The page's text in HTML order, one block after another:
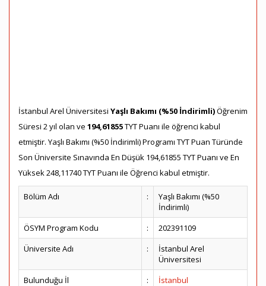
İstanbul Arel Üniversitesi Yaşlı Bakımı (%50 İndirimli)Öğrenim
Süresi 2 yıl olan ve 194,61855TYT Puanı ile öğrenci kabul
etmiştir. Yaşlı Bakımı (%50 İndirimli) Programı TYT Puan Türünde
Son Üniversite Sınavında En Düşük 194,61855 TYT Puanı ve En
Yüksek 248,11740 TYT Puanı ile Öğrenci kabul etmiştir.
Bölüm Adı :
Yaşlı Bakımı (%50
İndirimli)
ÖSYM Program Kodu
:
202391109
Üniversite Adı
:
İstanbul Arel
Üniversitesi
Bulunduğu İl
:
İstanbul